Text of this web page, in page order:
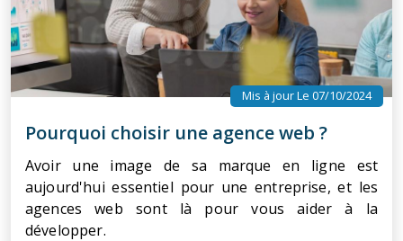
Mis à jour Le 07/10/2024
Pourquoi choisir une agence web ?
Avoir une image de sa marque en ligne est
aujourd'hui essentiel pour une entreprise, et les
agences web sont là pour vous aider à la
développer.